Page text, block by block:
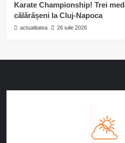
Karate Championship! Trei
călărășeni la Cluj-Napoca
actualitatea 26 iulie 2026
5:01 AM08/